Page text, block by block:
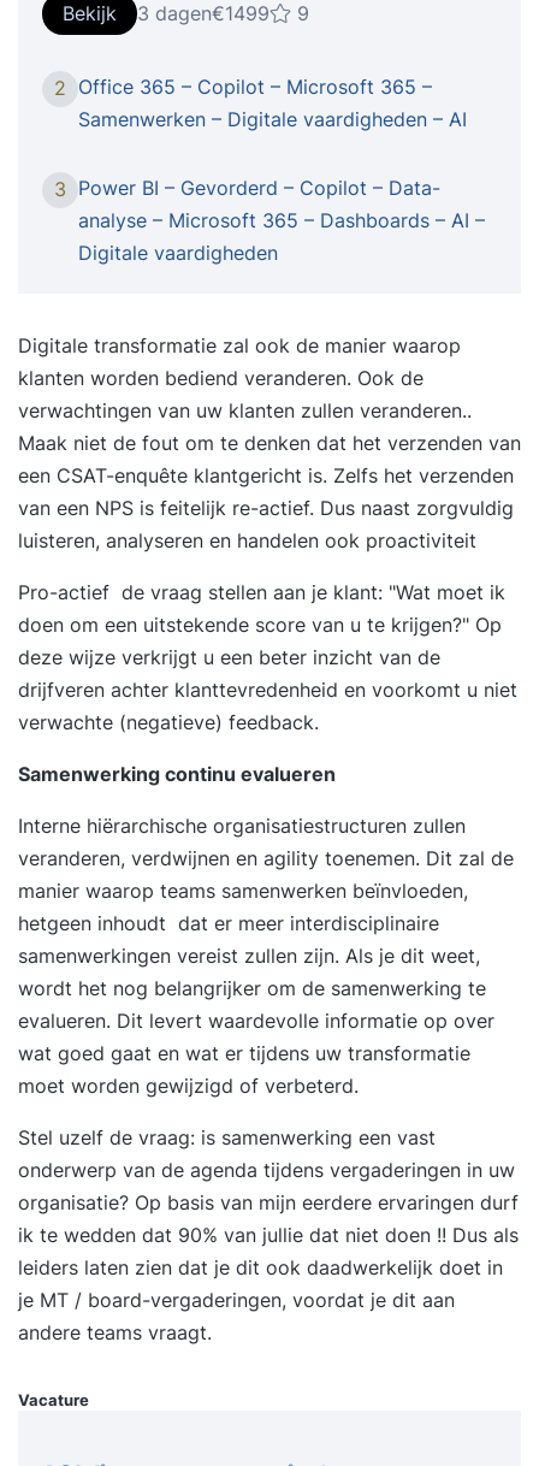
Bekijk 3 dagen€1499 9
2 Office 365 – Copilot – Microsoft 365 –
Samenwerken – Digitale vaardigheden – AI
3 Power BI – Gevorderd – Copilot – Data-
analyse – Microsoft 365 – Dashboards – AI –
Digitale vaardigheden
Digitale transformatie zal ook de manier waarop
klanten worden bediend veranderen. Ook de
verwachtingen van uw klanten zullen veranderen..
Maak niet de fout om te denken dat het verzenden van
een CSAT-enquête klantgericht is. Zelfs het verzenden
van een NPS is feitelijk re-actief. Dus naast zorgvuldig
luisteren, analyseren en handelen ook proactiviteit
Pro-actief de vraag stellen aan je klant: "Wat moet ik
doen om een ​​uitstekende score van u te krijgen?" Op
deze wijze verkrijgt u een beter inzicht van de
drijfveren achter klanttevredenheid en voorkomt u niet
verwachte (negatieve) feedback.
Samenwerking continu evalueren
Interne hiërarchische organisatiestructuren zullen
veranderen, verdwijnen en agility toenemen. Dit zal de
manier waarop teams samenwerken beïnvloeden,
hetgeen inhoudt dat er meer interdisciplinaire
samenwerkingen vereist zullen zijn. Als je dit weet,
wordt het nog belangrijker om de samenwerking te
evalueren. Dit levert waardevolle informatie op over
wat goed gaat en wat er tijdens uw transformatie
moet worden gewijzigd of verbeterd.
Stel uzelf de vraag: is samenwerking een vast
onderwerp van de agenda tijdens vergaderingen in uw
organisatie? Op basis van mijn eerdere ervaringen durf
ik te wedden dat 90% van jullie dat niet doen !! Dus als
leiders laten zien dat je dit ook daadwerkelijk doet in
je MT / board-vergaderingen, voordat je dit aan
andere teams vraagt.
Vacature